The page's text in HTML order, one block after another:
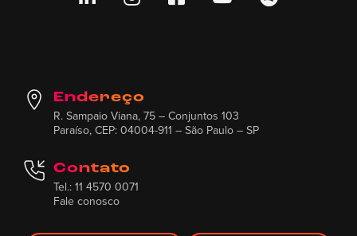
Endereço
R. Sampaio Viana, 75 – Conjuntos 103
Paraíso, CEP: 04004-911 – São Paulo – SP
Contato
Tel.: 11 4570 0071
Fale conosco